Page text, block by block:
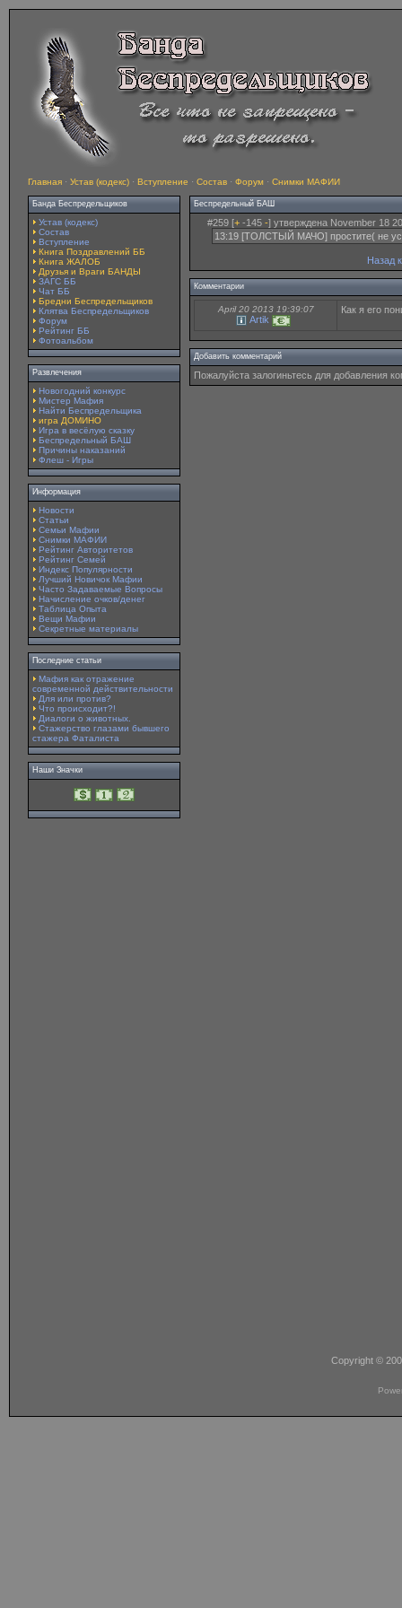
Главная · Устав (кодекс) · Вступление · Состав · Форум · Снимки МАФИИ
Банда Беспредельщиков
Устав (кодекс)
Состав
Вступление
Книга Поздравлений ББ
Книга ЖАЛОБ
Друзья и Враги БАНДЫ
ЗАГС ББ
Чат ББ
Бредни Беспредельщиков
Клятва Беспредельщиков
Форум
Рейтинг ББ
Фотоальбом
Развлечения
Новогодний конкурс
Мистер Мафия
Найти Беспредельщика
игра ДОМИНО
Игра в весёлую сказку
Беспредельный БАШ
Причины наказаний
Флеш - Игры
Информация
Новости
Статьи
Семьи Мафии
Снимки МАФИИ
Рейтинг Авторитетов
Рейтинг Семей
Индекс Популярности
Лучший Новичок Мафии
Часто Задаваемые Вопросы
Начисление очков/денег
Таблица Опыта
Вещи Мафии
Секретные материалы
Последние статьи
Мафия как отражение
современной действительности
Для или против?
Что происходит?!
Диалоги о животных.
Стажерство глазами бывшего
стажера Фаталиста
Наши Значки
Беспредельный БАШ
#259 [+ -145 -] утверждена November 18
13:19 [ТОЛСТЫЙ МАЧО] простите( не
Назад
Комментарии
April 20 2013 19:39:07
Artik
Как я его
Добавить комментарий
Пожалуйста залогиньтесь для добавления
Copyright ©